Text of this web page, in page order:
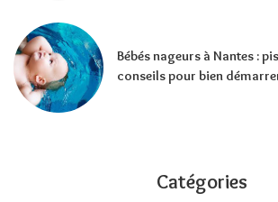
Bébés nageurs à Nantes :
conseils pour bien
Catégories